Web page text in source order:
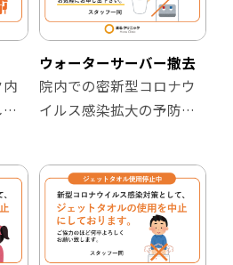
【ファイル形式】
・パワーポイント形式
(.pptx)
※テキストやロゴを自由
に変更してご利用くださ
【掲示場所の例】
・通路
・待合室
・ホームページやブログ
記事
・パワーポイント形式
(.pptx)
※テキストやロゴを自由
に変更してご利用くださ
を
ウォーターサーバー撤去
院内での密新型コロナウ
イルス感染拡大の予防を
ことをお知らせするチラ
シです。
【掲示場所の例】